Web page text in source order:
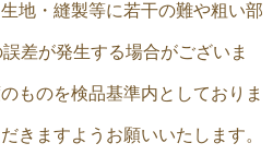
地・縫製等に若干の難や粗い部
差が発生する場合がございま
ものを検品基準内としておりま
きますようお願いいたします。